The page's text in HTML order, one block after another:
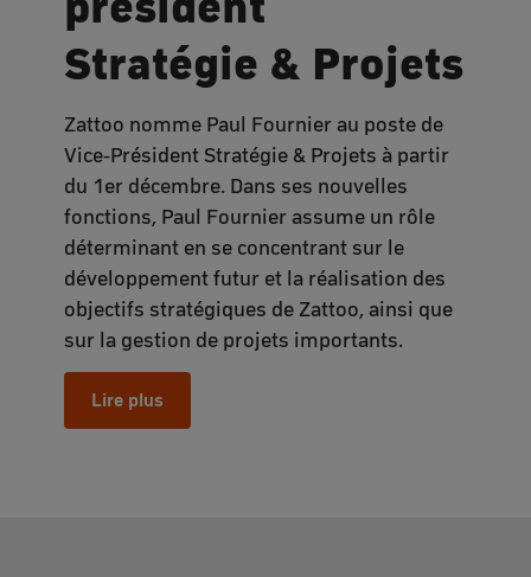
Stratégie & Projets
Zattoo nomme Paul Fournier au poste de
Vice-Président Stratégie & Projets à partir
du 1er décembre. Dans ses nouvelles
fonctions, Paul Fournier assume un rôle
déterminant en se concentrant sur le
développement futur et la réalisation des
objectifs stratégiques de Zattoo, ainsi que
sur la gestion de projets importants.
Lire plus